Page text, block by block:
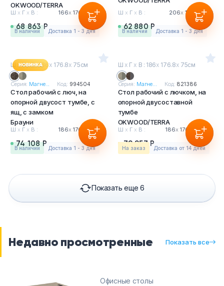
OKWOOD/TERRA
Ш х Г х В : 166х176.8х75см
68 863 Р
в наличии Доставка 1 - 3 дня
Ш х Г х В : 206х 103х75см
62 880 Р
в наличии Доставка 1 - 3 дня
Ш хГхВ : 186х 176.8х 75см
Серия: Магне... Код: 994504
Стол рабочий с люч, на
опорной двусост тумбе, с
ящ, с замком
Брауни
Ш х Г х В : 186х176.8х75см
74 108 Р
в наличии Доставка 1 - 3 дня
Ш х Г х В : 186х 176.8х 75см
Серия: Магне... Код: 821386
Стол рабочий с лючком, на
опорной двусоставной
тумбе
OKWOOD/TERRA
Ш х Г х В : 186х 176.8х75см
79 957 Р
На заказ Доставка от 14 дней
Показать еще 6
Недавно просмотренные Показать все
Офисные столы